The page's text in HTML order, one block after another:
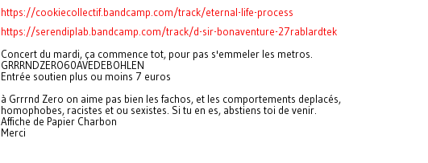
https://cookiecollectif.bandcamp.com/track/eternal-life-process
https://serendiplab.bandcamp.com/track/d-sir-bonaventure-27rablardtek
Concert du mardi, ça commence tot, pour pas s'emmeler les metros.
GRRRNDZERO60AVEDEBOHLEN
Entrée soutien plus ou moins 7 euros
à Grrrnd Zero on aime pas bien les fachos, et les comportements deplacés,
homophobes, racistes et ou sexistes. Si tu en es, abstiens toi de venir.
Affiche de Papier Charbon
Merci